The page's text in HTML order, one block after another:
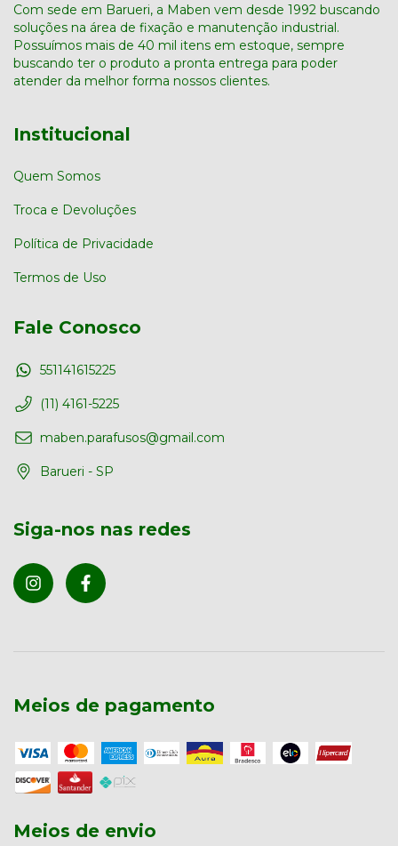
Com sede em Barueri, a Maben vem desde 1992 buscando
soluções na área de fixação e manutenção industrial.
Possuímos mais de 40 mil itens em estoque, sempre
buscando ter o produto a pronta entrega para poder
atender da melhor forma nossos clientes.
Institucional
Quem Somos
Troca e Devoluções
Política de Privacidade
Termos de Uso
Fale Conosco
551141615225
(11) 4161-5225
maben.parafusos@gmail.com
Barueri - SP
Siga-nos nas redes
Meios de pagamento
Meios de envio